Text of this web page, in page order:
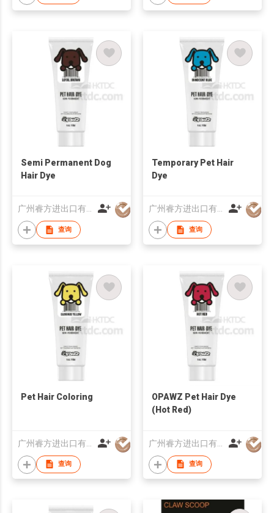
Semi Permanent Dog
Hair Dye
广州睿方进出口有限公司
查询
Temporary Pet Hair
Dye
广州睿方进出口有限公司
查询
Pet Hair Coloring
查询
OPAWZ Pet Hair Dye
(Hot Red)
查询